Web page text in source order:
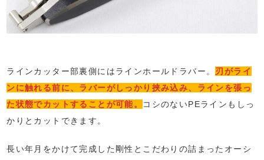
ラインカッター部裏側にはラインホールドラバー。 刃がライ
ンに触れる前に、ラバーがしっかり挟み込み、ラインを張っ
た状態でカットすることが可能。
コシのないPEラインもしっ
かりとカットできます。
長い年月をかけて完成した剛性とこだわりの詰まったオーシ